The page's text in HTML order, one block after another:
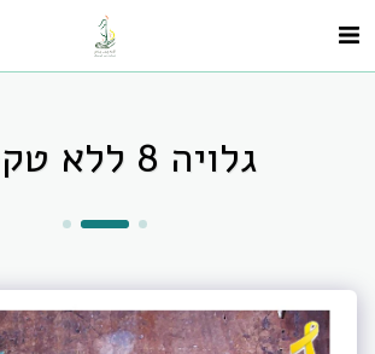
גלויה 8 ללא טקסט